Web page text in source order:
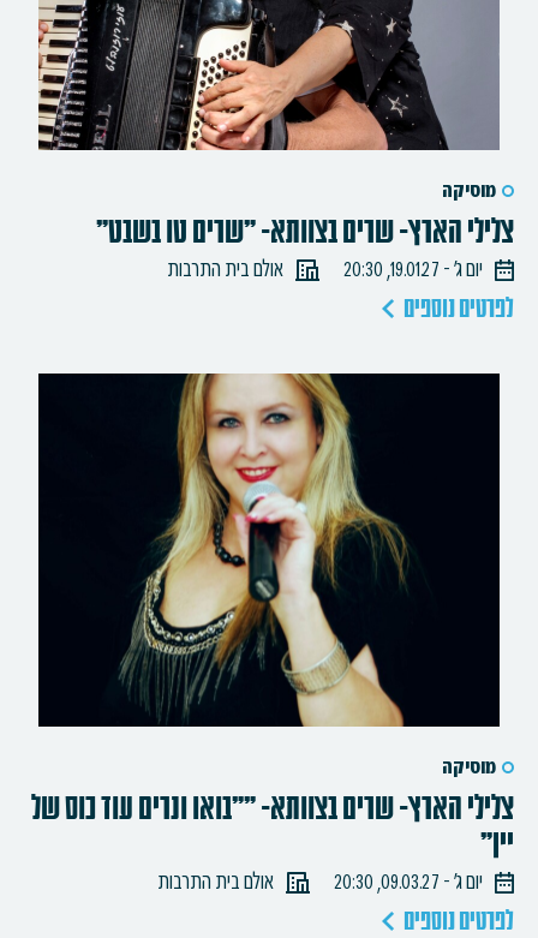
מוסיקה
צלילי הארץ- שרים בצוותא- "שרים טו בשבט"
יום ג׳ - 19.01.27, 20:30 אולם בית התרבות
לפרטים נוספים
מוסיקה
צלילי הארץ- שרים בצוותא- ""בואו ונרים עוד כוס של
יין"
יום ג׳ - 09.03.27, 20:30 אולם בית התרבות
לפרטים נוספים